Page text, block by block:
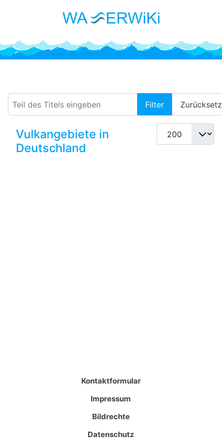
Filter
Anzeige #
Vulkangebiete in
Deutschland
Kontaktformular
Impressum
Bildrechte
Datenschutz